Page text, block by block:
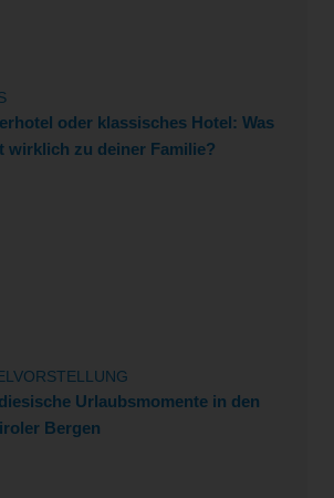
oder klassisches Hotel: Was
wirklich zu deiner Familie?
Urlaubsmomente in den
Bergen